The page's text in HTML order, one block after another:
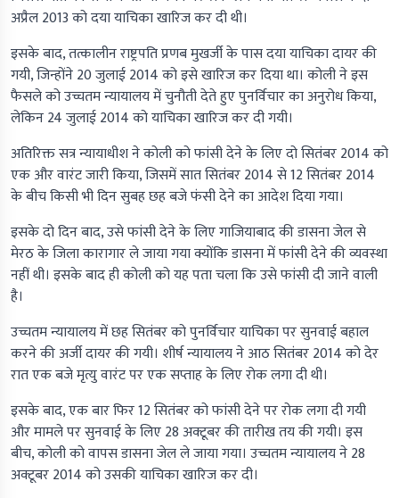
अप्रैल 2013 को दया याचिका खारिज कर दी थी।
इसके बाद, तत्कालीन राष्ट्रपति प्रणब मुखर्जी के पास दया याचिका दायर की
गयी, जिन्होंने 20 जुलाई 2014 को इसे खारिज कर दिया था। कोली ने इस
फैसले को उच्चतम न्यायालय में चुनौती देते हुए पुनर्विचार का अनुरोध किया,
लेकिन 24 जुलाई 2014 को याचिका खारिज कर दी गयी।
अतिरिक्त सत्र न्यायाधीश ने कोली को फांसी देने के लिए दो सितंबर 2014 को
एक और वारंट जारी किया, जिसमें सात सितंबर 2014 से 12 सितंबर 2014
के बीच किसी भी दिन सुबह छह बजे फंसी देने का आदेश दिया गया।
इसके दो दिन बाद, उसे फांसी देने के लिए गाजियाबाद की डासना जेल से
मेरठ के जिला कारागार ले जाया गया क्योंकि डासना में फांसी देने की व्यवस्था
नहीं थी। इसके बाद ही कोली को यह पता चला कि उसे फांसी दी जाने वाली
है।
उच्चतम न्यायालय में छह सितंबर को पुनर्विचार याचिका पर सुनवाई बहाल
करने की अर्जी दायर की गयी। शीर्ष न्यायालय ने आठ सितंबर 2014 को देर
रात एक बजे मृत्यु वारंट पर एक सप्ताह के लिए रोक लगा दी थी।
इसके बाद, एक बार फिर 12 सितंबर को फांसी देने पर रोक लगा दी गयी
और मामले पर सुनवाई के लिए 28 अक्टूबर की तारीख तय की गयी। इस
बीच, कोली को वापस डासना जेल ले जाया गया। उच्चतम न्यायालय ने 28
अक्टूबर 2014 को उसकी याचिका खारिज कर दी।